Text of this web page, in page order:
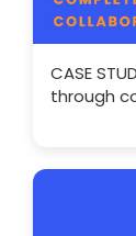
CASE
through